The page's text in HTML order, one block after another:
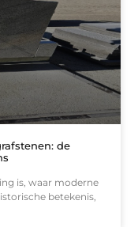
de
is, waar moderne
betekenis,